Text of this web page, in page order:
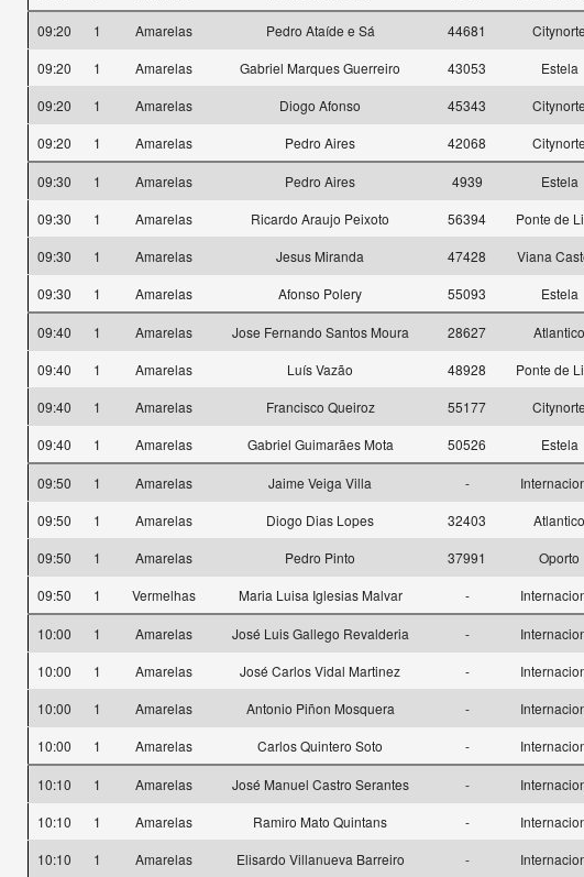
09:20 1 Amarelas Pedro Ataíde e Sá 44681 Citynorte
09:20
1 Amarelas Gabriel Marques Guerreiro 43053 Estela
09:20
1 Amarelas Diogo Afonso 45343 Citynorte
09:20
1 Amarelas Pedro Aires 42068 Citynorte
09:30 1 Amarelas Pedro Aires 4939 Estela
09:30
1 Amarelas Ricardo Araujo Peixoto 56394 Ponte de
09:30
1 Amarelas Jesus Miranda 47428 Viana
09:30
1 Amarelas Afonso Polery 55093 Estela
09:40 1 Amarelas Jose Fernando Santos Moura 28627 Atlantico
09:40
1 Amarelas Luís Vazão 48928 Ponte de
09:40
1 Amarelas Francisco Queiroz 55177 Citynorte
09:40
1 Amarelas Gabriel Guimarães Mota 50526 Estela
09:50 1 Amarelas Jaime Veiga Villa -
09:50
1 Amarelas Diogo Dias Lopes 32403 Atlantico
09:50
1 Amarelas Pedro Pinto 37991 Oporto
09:50
1 Vermelhas Maria Luisa Iglesias Malvar -
10:00 1 Amarelas José Luis Gallego Revalderia -
10:00
1 Amarelas José Carlos Vidal Martinez -
10:00
1 Amarelas Antonio Piñon Mosquera -
10:00
1 Amarelas Carlos Quintero Soto -
10:10 1 Amarelas José Manuel Castro Serantes -
10:10
1 Amarelas Ramiro Mato Quintans -
10:10
1 Amarelas Elisardo Villanueva Barreiro -